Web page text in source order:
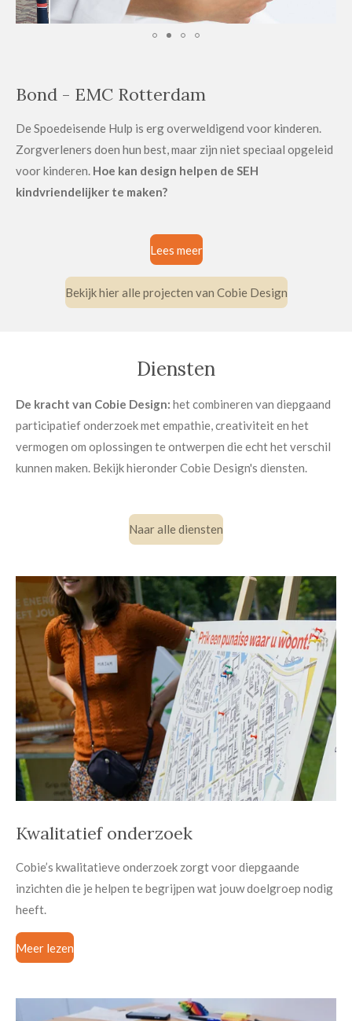
Bond - EMC Rotterdam
De Spoedeisende Hulp is erg overweldigend voor kinderen.
Zorgverleners doen hun best, maar zijn niet speciaal opgeleid
voor kinderen. Hoe kan design helpen de SEH
kindvriendelijker te maken?
Lees meer
Bekijk hier alle projecten van Cobie Design
Diensten
De kracht van Cobie Design: het combineren van diepgaand
participatief onderzoek met empathie, creativiteit en het
vermogen om oplossingen te ontwerpen die echt het verschil
kunnen maken. Bekijk hieronder Cobie Design's diensten.
Naar alle diensten
Kwalitatief onderzoek
Cobie’s kwalitatieve onderzoek zorgt voor diepgaande
inzichten die je helpen te begrijpen wat jouw doelgroep nodig
heeft.
Meer lezen